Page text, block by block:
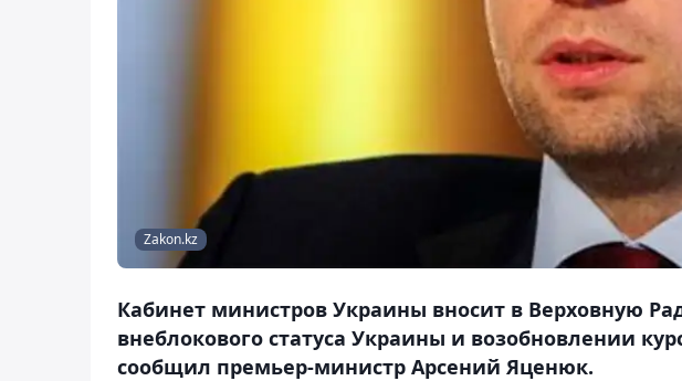
Zakon.kz
Кабинет министров Украины вносит в Верховную
внеблокового статуса Украины и возобновлении
сообщил премьер-министр Арсений Яценюк.